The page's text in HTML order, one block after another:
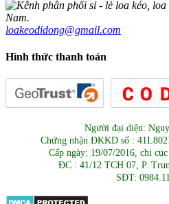
loakeodidong@gmail.com
Hình thức thanh toán
Người đại diện:
Chứng nhận ĐKKD số :
Cấp ngày: 19/07/2016, chi
ĐC : 41/12 TCH 07, P.
SĐT: